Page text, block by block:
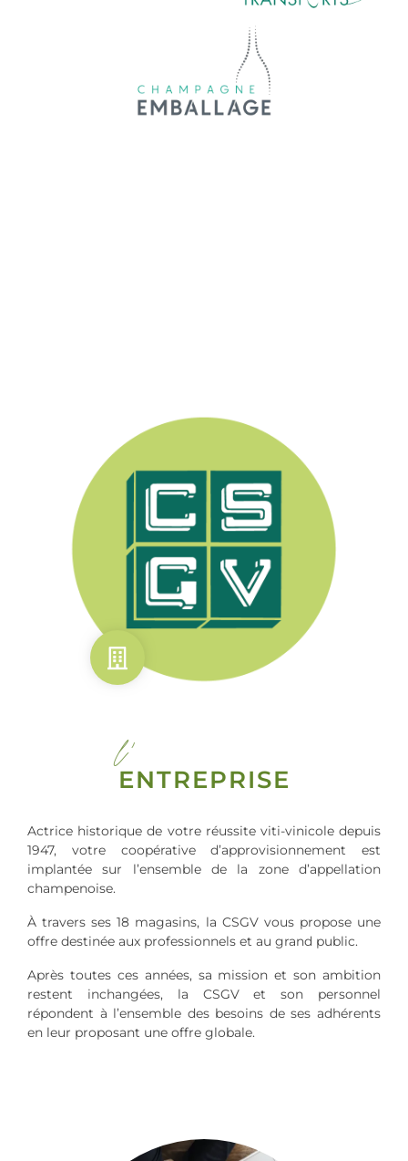
l'
ENTREPRISE
Actrice historique de votre réussite viti-vinicole depuis
1947, votre coopérative d’approvisionnement est
implantée sur l’ensemble de la zone d’appellation
champenoise.
À travers ses 18 magasins, la CSGV vous propose une
offre destinée aux professionnels et au grand public.
Après toutes ces années, sa mission et son ambition
restent inchangées, la CSGV et son personnel
répondent à l’ensemble des besoins de ses adhérents
en leur proposant une offre globale.